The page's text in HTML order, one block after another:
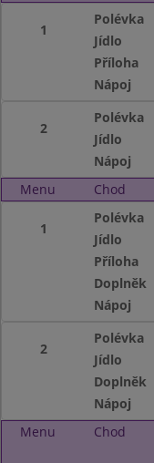
1
Polévka
Jídlo
Příloha
Nápoj
2
Polévka
Jídlo
Nápoj
Menu
Chod
1
Polévka
Jídlo
Příloha
Doplněk
Nápoj
2
Polévka
Jídlo
Doplněk
Nápoj
Menu
Chod